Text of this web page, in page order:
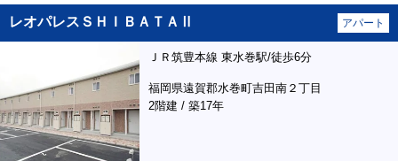
レオパレスＳＨＩＢＡＴＡⅡ アパート
ＪＲ筑豊本線 東水巻駅/徒歩6分
福岡県遠賀郡水巻町吉田南２丁目
2階建 / 築17年